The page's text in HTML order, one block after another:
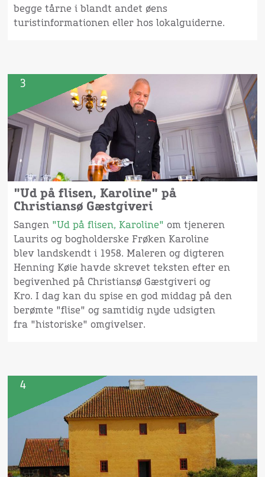
begge tårne i blandt andet øens
turistinformationen eller hos lokalguiderne.
3
"Ud på flisen, Karoline" på
Christiansø Gæstgiveri
Sangen "Ud på flisen, Karoline" om tjeneren
Laurits og bogholderske Frøken Karoline
blev landskendt i 1958. Maleren og digteren
Henning Køie havde skrevet teksten efter en
begivenhed på Christiansø Gæstgiveri og
Kro. I dag kan du spise en god middag på den
berømte "flise" og samtidig nyde udsigten
fra "historiske" omgivelser.
4